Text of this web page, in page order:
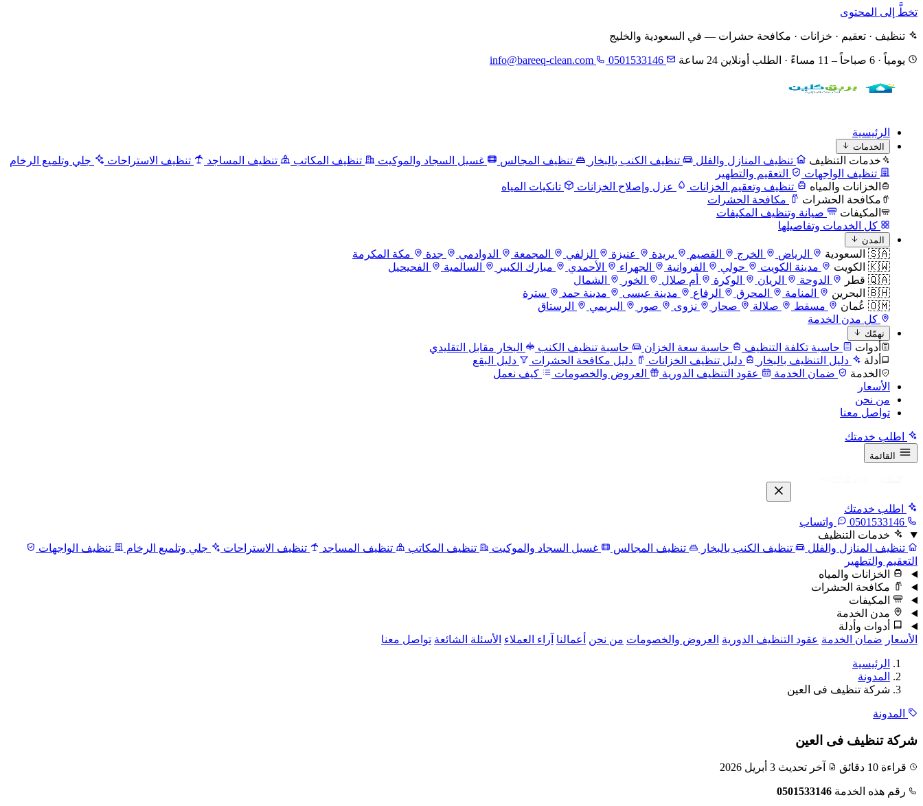
تخطَّ إلى المحتوى
تنظيف · تعقيم · خزانات · مكافحة حشرات — في السعودية والخليج
يومياً · 6 صباحاً – 11 مساءً · الطلب أونلاين 24 ساعة info@bareeq-clean.com 0501533146
الرئيسية
الخدمات
خدمات التنظيف تنظيف المنازل والفلل تنظيف الكنب بالبخار تنظيف المجالس غسيل السجاد والموكيت تنظيف المكاتب تنظيف المساجد تنظيف الاستراحات
جلي وتلميع الرخام
تنظيف الواجهات
التعقيم والتطهير
الخزانات والمياه
تنظيف وتعقيم الخزانات عزل وإصلاح الخزانات
تانكيات المياه
مكافحة الحشرات
مكافحة الحشرات
المكيفات
صيانة وتنظيف المكيفات
كل الخدمات وتفاصيلها
المدن
🇸🇦 السعودية الرياض الخرج القصيم بريدة عنيزة الزلفي المجمعة الدوادمي جدة
مكة المكرمة
🇰🇼 الكويت
مدينة الكويت حولي الفروانية الجهراء الأحمدي مبارك الكبير السالمية
الفحيحيل
🇶🇦 قطر
الدوحة الريان الوكرة أم صلال الخور
الشمال
🇧🇭 البحرين
المنامة المحرق الرفاع مدينة عيسى مدينة حمد
سترة
🇴🇲 عُمان
مسقط صلالة صحار نزوى صور البريمي
الرستاق
كل مدن الخدمة
تهمّك
أدوات حاسبة تكلفة التنظيف حاسبة سعة الخزان حاسبة تنظيف الكنب
البخار مقابل التقليدي
أدلة
دليل التنظيف بالبخار دليل تنظيف الخزانات دليل مكافحة الحشرات
دليل البقع
الخدمة
ضمان الخدمة عقود التنظيف الدورية العروض والخصومات
كيف نعمل
الأسعار
من نحن
تواصل معنا
اطلب خدمتك
القائمة
اطلب خدمتك
0501533146
واتساب
خدمات التنظيف
تنظيف المنازل والفلل
تنظيف الكنب بالبخار تنظيف المجالس غسيل السجاد والموكيت تنظيف المكاتب تنظيف المساجد تنظيف الاستراحات جلي وتلميع الرخام
تنظيف الواجهات
التعقيم والتطهير
الخزانات والمياه
مكافحة الحشرات
المكيفات
مدن الخدمة
أدوات وأدلة
الأسعار ضمان الخدمة عقود التنظيف الدورية العروض والخصومات من نحن أعمالنا آراء العملاء الأسئلة الشائعة تواصل معنا
الرئيسية
المدونة
شركة تنظيف فى العين
المدونة
شركة تنظيف فى العين
قراءة 10 دقائق آخر تحديث 3 أبريل 2026
رقم هذه الخدمة 0501533146